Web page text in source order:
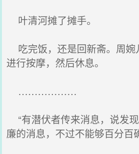
叶清河摊了摊手。
吃完饭，还是回新斋。周婉
进行按摩，然后休息。
………………
“有潜伏者传来消息，说发
廉的消息，不过不能够百分百